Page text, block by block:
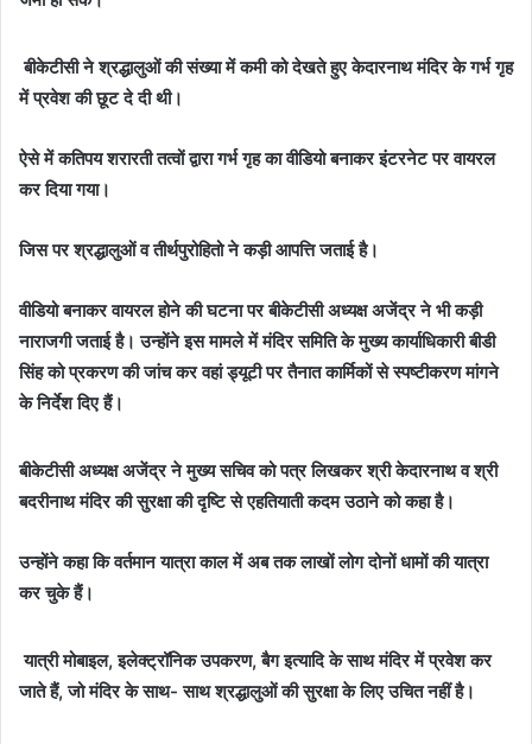
बीकेटीसी ने श्रद्धालुओं की संख्या में कमी को देखते हुए केदारनाथ मंदिर के गर्भ गृह
में प्रवेश की छूट दे दी थी।
ऐसे में कतिपय शरारती तत्वों द्वारा गर्भ गृह का वीडियो बनाकर इंटरनेट पर वायरल
कर दिया गया।
जिस पर श्रद्धालुओं व तीर्थपुरोहितो ने कड़ी आपत्ति जताई है।
वीडियो बनाकर वायरल होने की घटना पर बीकेटीसी अध्यक्ष अजेंद्र ने भी कड़ी
नाराजगी जताई है। उन्होंने इस मामले में मंदिर समिति के मुख्य कार्याधिकारी बीडी
सिंह को प्रकरण की जांच कर वहां ड्यूटी पर तैनात कार्मिकों से स्पष्टीकरण मांगने
के निर्देश दिए हैं।
बीकेटीसी अध्यक्ष अजेंद्र ने मुख्य सचिव को पत्र लिखकर श्री केदारनाथ व श्री
बदरीनाथ मंदिर की सुरक्षा की दृष्टि से एहतियाती कदम उठाने को कहा है।
उन्होंने कहा कि वर्तमान यात्रा काल में अब तक लाखों लोग दोनों धामों की यात्रा
कर चुके हैं।
यात्री मोबाइल, इलेक्ट्रॉनिक उपकरण, बैग इत्यादि के साथ मंदिर में प्रवेश कर
जाते हैं, जो मंदिर के साथ- साथ श्रद्धालुओं की सुरक्षा के लिए उचित नहीं है।